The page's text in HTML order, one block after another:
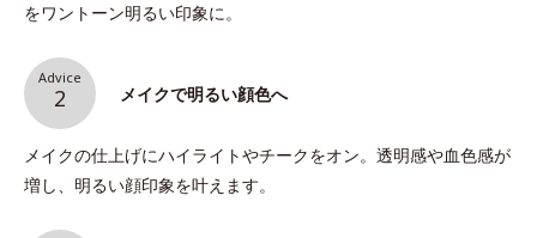
をワントーン明るい印象に。
Advice
2 メイクで明るい顔色へ
メイクの仕上げにハイライトやチークをオン。透明感や血色感が
増し、明るい顔印象を叶えます。